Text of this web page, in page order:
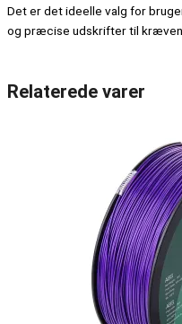
Det er det ideelle valg for
og præcise udskrifter til
Relaterede varer